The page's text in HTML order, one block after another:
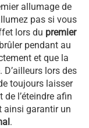
allumage de
pas si vous
lors du premier
pendant au
et que la
lors des
toujours laisser
l’éteindre afin
ainsi garantir un
.